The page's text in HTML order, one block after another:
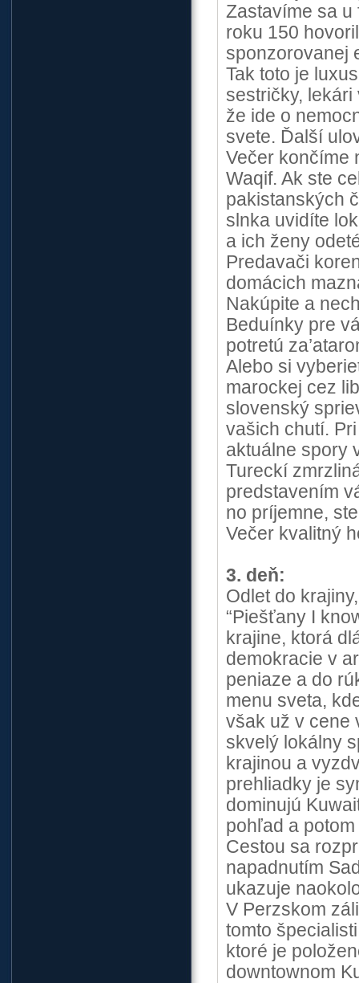
Zastavíme sa u
roku 150
sponzorovanej
Tak toto je
sestričky,
že ide o
svete. Ďalší
Večer končíme
Waqif. Ak ste
pakistanských
slnka uvidíte
a ich ženy
Predavači
domácich
Nakúpite a
Beduínky pre
potretú
Alebo si
marockej cez
slovenský
vašich chutí.
aktuálne spory
Tureckí
predstavením
no príjemne,
Večer kvalitný
3. deň:
Odlet do
“Piešťany I
krajine, ktorá
demokracie v
peniaze a do
menu sveta,
však už v cene
skvelý lokálny
krajinou a
prehliadky je
dominujú
pohľad a
Cestou sa
napadnutím
ukazuje
V Perzskom
tomto
ktoré je
downtownom